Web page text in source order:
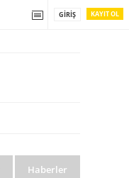
KAYIT OL
GIRIŞ
Haberler